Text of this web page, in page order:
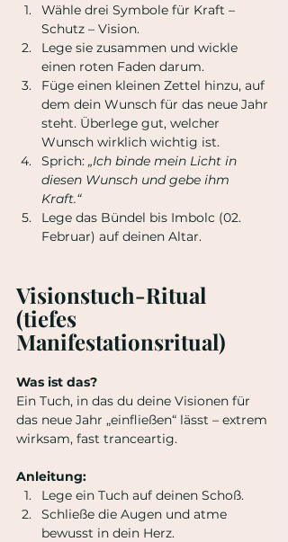
Wähle drei Symbole für Kraft –
Schutz – Vision.
Lege sie zusammen und wickle
einen roten Faden darum.
Füge einen kleinen Zettel hinzu, auf
dem dein Wunsch für das neue Jahr
steht. Überlege gut, welcher
Wunsch wirklich wichtig ist.
Sprich: „Ich binde mein Licht in
diesen Wunsch und gebe ihm
Kraft.“
Lege das Bündel bis Imbolc (02.
Februar) auf deinen Altar.
Visionstuch-Ritual
(tiefes
Manifestationsritual)
Was ist das?
Ein Tuch, in das du deine Visionen für
das neue Jahr „einfließen“ lässt – extrem
wirksam, fast tranceartig.
Anleitung:
Lege ein Tuch auf deinen Schoß.
Schließe die Augen und atme
bewusst in dein Herz.